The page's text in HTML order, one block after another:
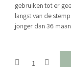
gebruiken tot er
langst van de
jonger dan 36